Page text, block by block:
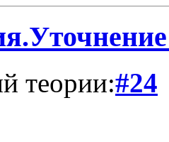
теории:#24